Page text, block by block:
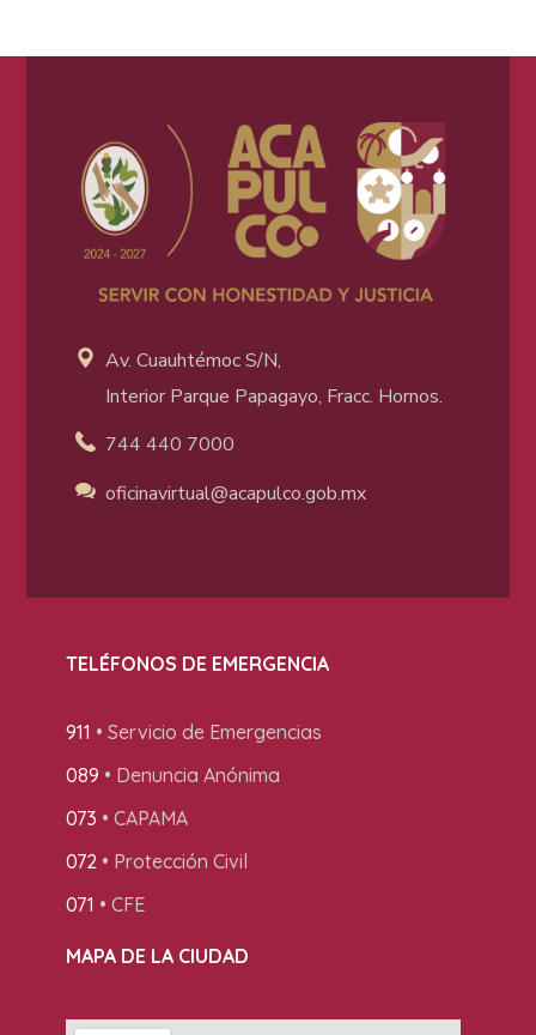
Av. Cuauhtémoc S/N,
Interior Parque Papagayo, Fracc. Hornos.
744 440 7000
oficinavirtual@acapulco.gob.mx
TELÉFONOS DE EMERGENCIA
911 • Servicio de Emergencias
089 • Denuncia Anónima
073 • CAPAMA
072 • Protección Civil
071 • CFE
MAPA DE LA CIUDAD